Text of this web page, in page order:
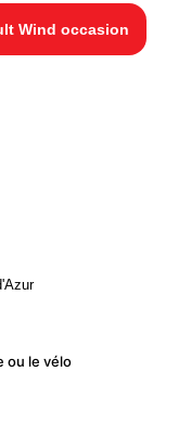
Wind occasion
ou le vélo